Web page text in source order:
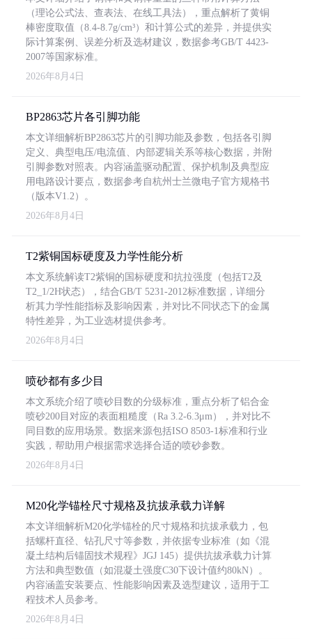
（理论公式法、查表法、在线工具法），重点解析了黄铜
棒密度取值（8.4-8.7g/cm³）和计算公式的差异，并提供实
际计算案例、误差分析及选材建议，数据参考GB/T 4423-
2007等国家标准。
2026年8月4日
BP2863芯片各引脚功能
本文详细解析BP2863芯片的引脚功能及参数，包括各引脚
定义、典型电压/电流值、内部逻辑关系等核心数据，并附
引脚参数对照表。内容涵盖驱动配置、保护机制及典型应
用电路设计要点，数据参考自杭州士兰微电子官方规格书
（版本V1.2）。
2026年8月4日
T2紫铜国标硬度及力学性能分析
本文系统解读T2紫铜的国标硬度和抗拉强度（包括T2及
T2_1/2H状态），结合GB/T 5231-2012标准数据，详细分
析其力学性能指标及影响因素，并对比不同状态下的金属
特性差异，为工业选材提供参考。
2026年8月4日
喷砂都有多少目
本文系统介绍了喷砂目数的分级标准，重点分析了铝合金
喷砂200目对应的表面粗糙度（Ra 3.2-6.3μm），并对比不
同目数的应用场景。数据来源包括ISO 8503-1标准和行业
实践，帮助用户根据需求选择合适的喷砂参数。
2026年8月4日
M20化学锚栓尺寸规格及抗拔承载力详解
本文详细解析M20化学锚栓的尺寸规格和抗拔承载力，包
括螺杆直径、钻孔尺寸等参数，并依据专业标准（如《混
凝土结构后锚固技术规程》JGJ 145）提供抗拔承载力计算
方法和典型数值（如混凝土强度C30下设计值约80kN）。
内容涵盖安装要点、性能影响因素及选型建议，适用于工
程技术人员参考。
2026年8月4日